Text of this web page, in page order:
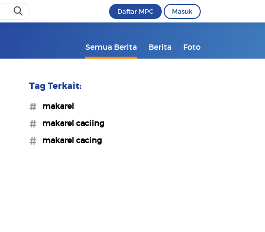
Daftar MPC Masuk
Semua Berita Berita Foto
Tag Terkait:
#makarel
#makarel caciing
#makarel cacing